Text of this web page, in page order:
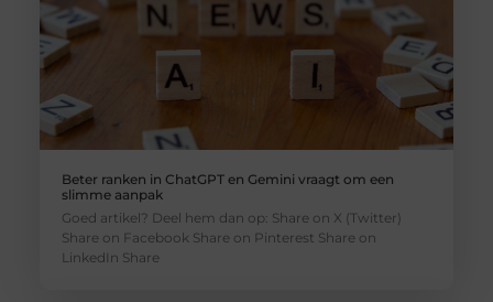
Beter ranken in ChatGPT en Gemini vraagt om een
slimme aanpak
Goed artikel? Deel hem dan op: Share on X (Twitter)
Share on Facebook Share on Pinterest Share on
LinkedIn Share